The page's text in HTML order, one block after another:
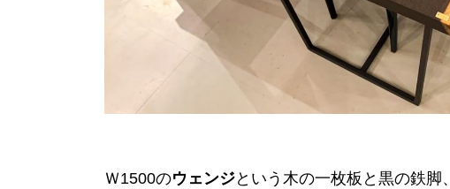
Ｗ1500のウェンジという木の一枚板と黒の鉄脚、